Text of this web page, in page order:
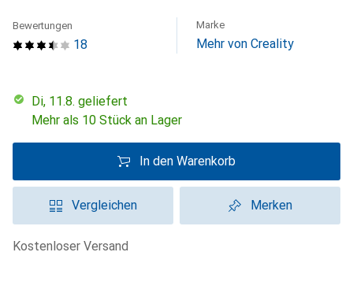
18
Bewertungen Marke
Mehr von Creality
Di, 11.8. geliefert
Mehr als 10 Stück an Lager
In den Warenkorb
Vergleichen Merken
kostenloser Versand